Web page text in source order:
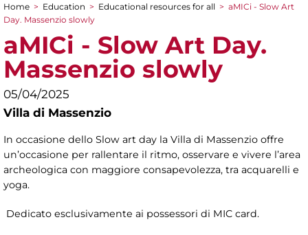
You are here
Home > Education > Educational resources for all > aMICi - Slow Art
Day. Massenzio slowly
aMICi - Slow Art Day.
Massenzio slowly
05/04/2025
Villa di Massenzio
In occasione dello Slow art day la Villa di Massenzio offre
un’occasione per rallentare il ritmo, osservare e vivere l’area
archeologica con maggiore consapevolezza, tra acquarelli e
yoga.
Dedicato esclusivamente ai possessori di MIC card.